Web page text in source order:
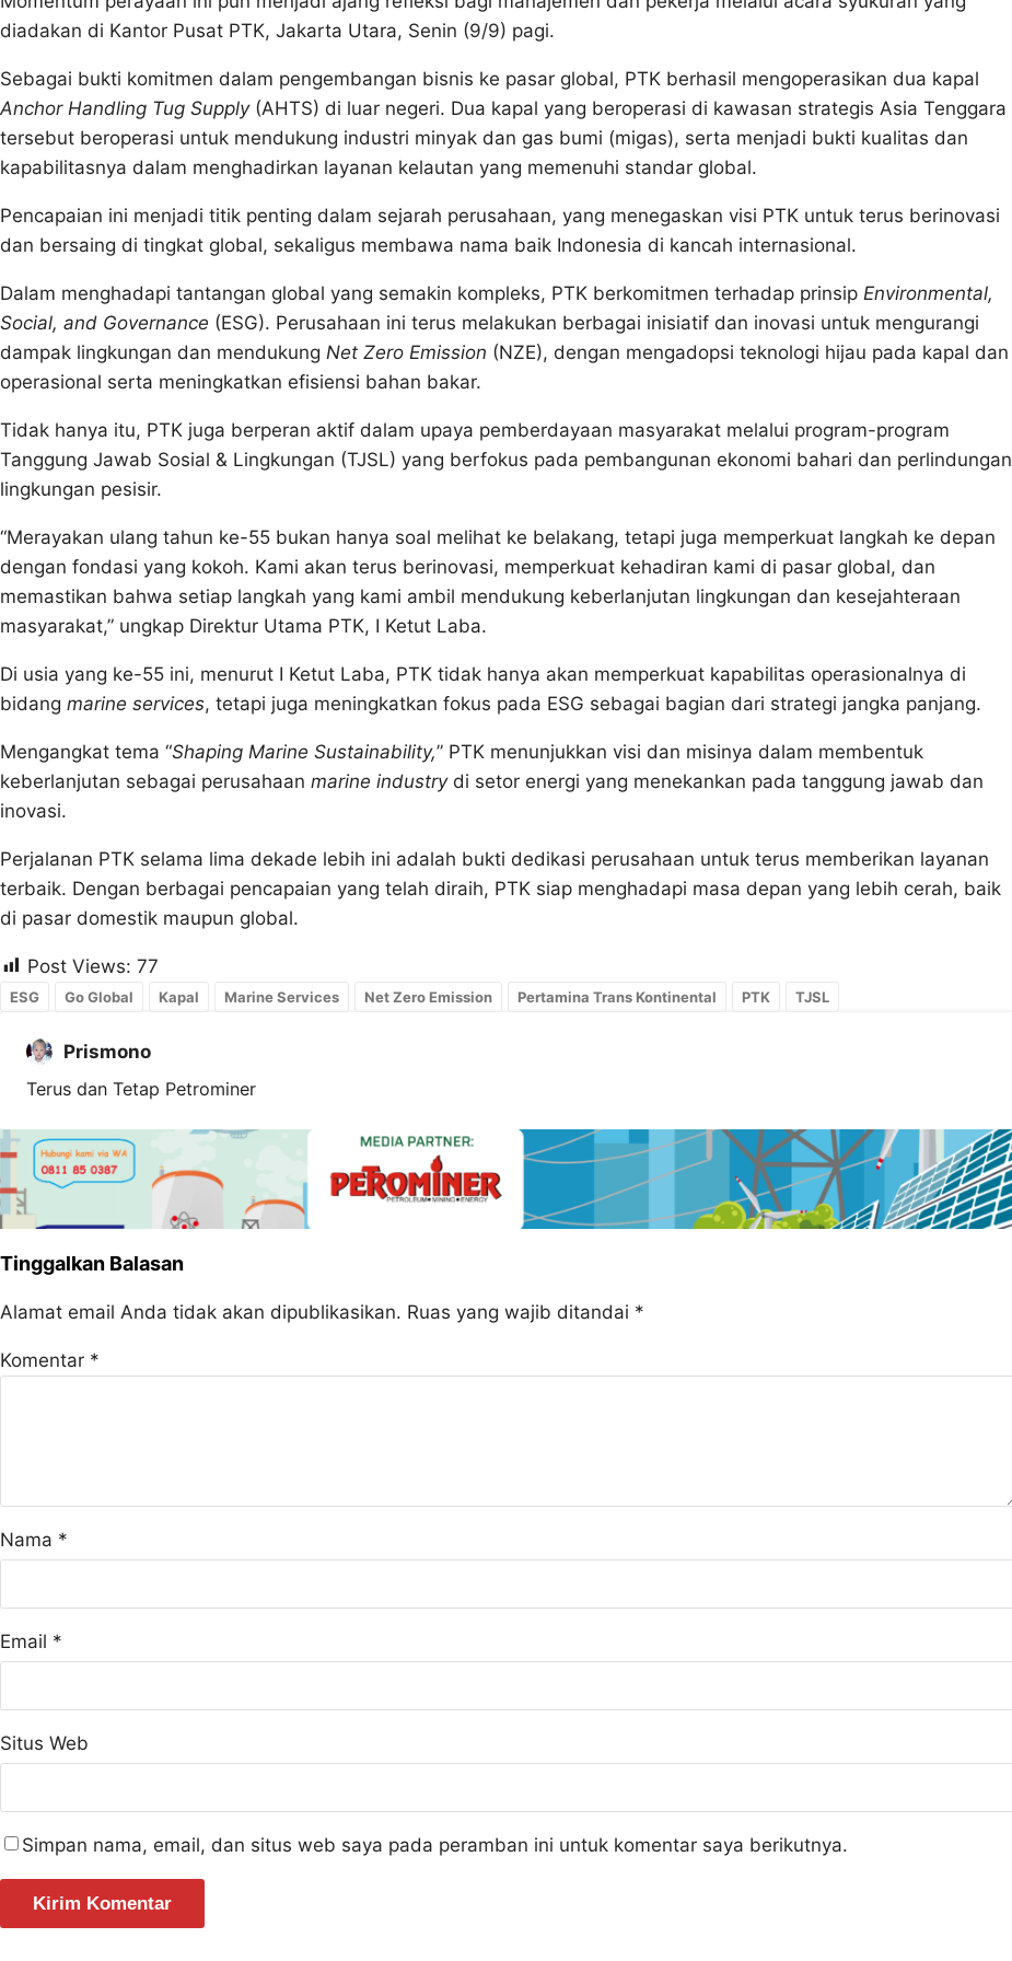
diadakan di Kantor Pusat PTK, Jakarta Utara, Senin (9/9) pagi.
Sebagai bukti komitmen dalam pengembangan bisnis ke pasar global, PTK berhasil mengoperasikan dua kapal
Anchor Handling Tug Supply(AHTS) di luar negeri. Dua kapal yang beroperasi di kawasan strategis Asia Tenggara
tersebut beroperasi untuk mendukung industri minyak dan gas bumi (migas), serta menjadi bukti kualitas dan
kapabilitasnya dalam menghadirkan layanan kelautan yang memenuhi standar global.
Pencapaian ini menjadi titik penting dalam sejarah perusahaan, yang menegaskan visi PTK untuk terus berinovasi
dan bersaing di tingkat global, sekaligus membawa nama baik Indonesia di kancah internasional.
Dalam menghadapi tantangan global yang semakin kompleks, PTK berkomitmen terhadap prinsip Environmental,
Social, and Governance (ESG). Perusahaan ini terus melakukan berbagai inisiatif dan inovasi untuk mengurangi
dampak lingkungan dan mendukung Net Zero Emission (NZE), dengan mengadopsi teknologi hijau pada kapal dan
operasional serta meningkatkan efisiensi bahan bakar.
Tidak hanya itu, PTK juga berperan aktif dalam upaya pemberdayaan masyarakat melalui program-program
Tanggung Jawab Sosial & Lingkungan (TJSL) yang berfokus pada pembangunan ekonomi bahari dan perlindungan
lingkungan pesisir.
“Merayakan ulang tahun ke-55 bukan hanya soal melihat ke belakang, tetapi juga memperkuat langkah ke depan
dengan fondasi yang kokoh. Kami akan terus berinovasi, memperkuat kehadiran kami di pasar global, dan
memastikan bahwa setiap langkah yang kami ambil mendukung keberlanjutan lingkungan dan kesejahteraan
masyarakat,” ungkap Direktur Utama PTK, I Ketut Laba.
Di usia yang ke-55 ini, menurut I Ketut Laba, PTK tidak hanya akan memperkuat kapabilitas operasionalnya di
bidang marine services, tetapi juga meningkatkan fokus pada ESG sebagai bagian dari strategi jangka panjang.
Mengangkat tema “Shaping Marine Sustainability,” PTK menunjukkan visi dan misinya dalam membentuk
keberlanjutan sebagai perusahaan marine industrydi setor energi yang menekankan pada tanggung jawab dan
inovasi.
Perjalanan PTK selama lima dekade lebih ini adalah bukti dedikasi perusahaan untuk terus memberikan layanan
terbaik. Dengan berbagai pencapaian yang telah diraih, PTK siap menghadapi masa depan yang lebih cerah, baik
di pasar domestik maupun global.
Post Views: 77
ESG Go Global Kapal Marine Services Net Zero Emission Pertamina Trans Kontinental PTK TJSL
Prismono
Terus dan Tetap Petrominer
Tinggalkan Balasan
Alamat email Anda tidak akan dipublikasikan. Ruas yang wajib ditandai *
Komentar *
Nama *
Email *
Situs Web
Simpan nama, email, dan situs web saya pada peramban ini untuk komentar saya berikutnya.